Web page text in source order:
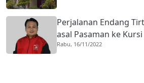
Perjalanan Endang
asal Pasaman ke
Rabu, 16/11/2022